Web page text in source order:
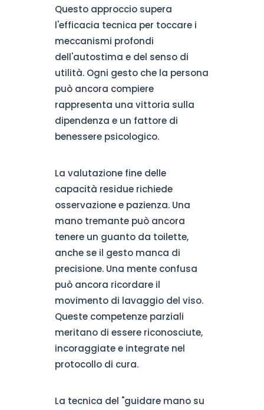
Questo approccio supera
l'efficacia tecnica per toccare i
meccanismi profondi
dell'autostima e del senso di
utilità. Ogni gesto che la persona
può ancora compiere
rappresenta una vittoria sulla
dipendenza e un fattore di
benessere psicologico.
La valutazione fine delle
capacità residue richiede
osservazione e pazienza. Una
mano tremante può ancora
tenere un guanto da toilette,
anche se il gesto manca di
precisione. Una mente confusa
può ancora ricordare il
movimento di lavaggio del viso.
Queste competenze parziali
meritano di essere riconosciute,
incoraggiate e integrate nel
protocollo di cura.
La tecnica del "guidare mano su